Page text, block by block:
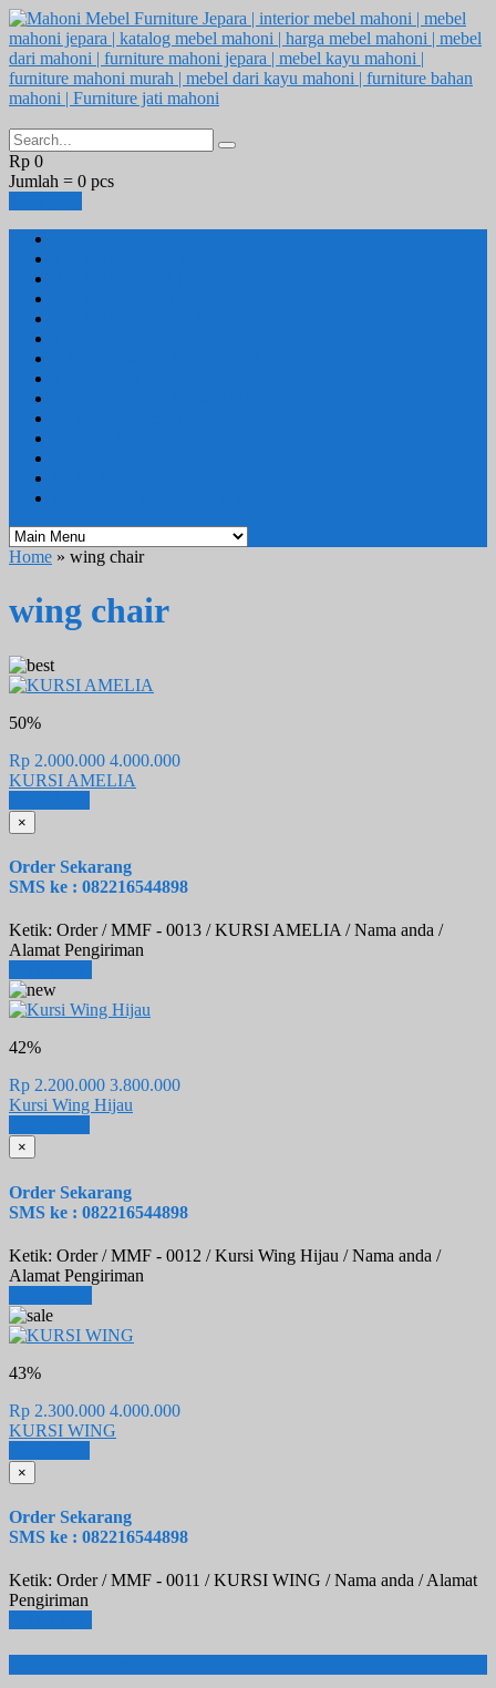
Rp 0
Jumlah = 0 pcs
Home » wing chair
wing chair
50%
Rp 2.000.000 4.000.000
KURSI AMELIA
×
Order Sekarang
SMS ke : 082216544898
Ketik: Order / MMF - 0013 / KURSI AMELIA / Nama anda /
Alamat Pengiriman
42%
Rp 2.200.000 3.800.000
Kursi Wing Hijau
×
Order Sekarang
SMS ke : 082216544898
Ketik: Order / MMF - 0012 / Kursi Wing Hijau / Nama anda /
Alamat Pengiriman
43%
Rp 2.300.000 4.000.000
KURSI WING
×
Order Sekarang
SMS ke : 082216544898
Ketik: Order / MMF - 0011 / KURSI WING / Nama anda / Alamat
Pengiriman